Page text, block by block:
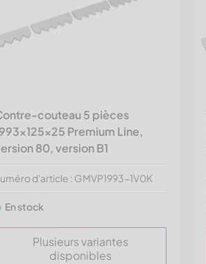
couteau 5 pièces
Premium Line,
80, version B1
d'article : GMVP1993-1V0K
En stock
Plusieurs variantes
disponibles